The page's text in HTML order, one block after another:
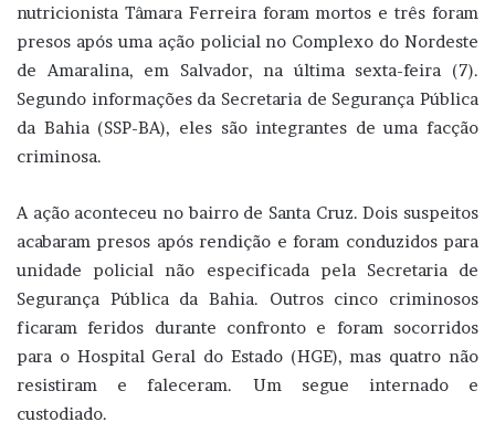
nutricionista Tâmara Ferreira foram mortos e três foram
presos após uma ação policial no Complexo do Nordeste
de Amaralina, em Salvador, na última sexta-feira (7).
Segundo informações da Secretaria de Segurança Pública
da Bahia (SSP-BA), eles são integrantes de uma facção
criminosa.
A ação aconteceu no bairro de Santa Cruz. Dois suspeitos
acabaram presos após rendição e foram conduzidos para
unidade policial não especificada pela Secretaria de
Segurança Pública da Bahia. Outros cinco criminosos
ficaram feridos durante confronto e foram socorridos
para o Hospital Geral do Estado (HGE), mas quatro não
resistiram e faleceram. Um segue internado e
custodiado.